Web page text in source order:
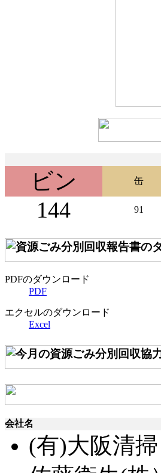
ビン 缶
144 91
PDFのダウンロード
PDF
エクセルのダウンロード
Excel
会社名
(有)大阪清掃